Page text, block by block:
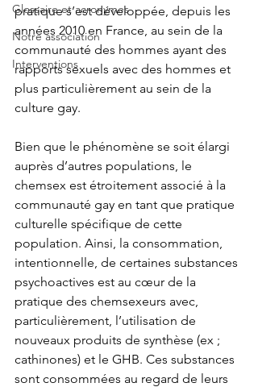
Glossaire et acronymes
Notre association
Interventions
pratique s’est développée, depuis les
années 2010 en France, au sein de la
communauté des hommes ayant des
rapports sexuels avec des hommes et
plus particulièrement au sein de la
culture gay.
Bien que le phénomène se soit élargi
auprès d’autres populations, le
chemsex est étroitement associé à la
communauté gay en tant que pratique
culturelle spécifique de cette
population. Ainsi, la consommation,
intentionnelle, de certaines substances
psychoactives est au cœur de la
pratique des chemsexeurs avec,
particulièrement, l’utilisation de
nouveaux produits de synthèse (ex ;
cathinones) et le GHB. Ces substances
sont consommées au regard de leurs